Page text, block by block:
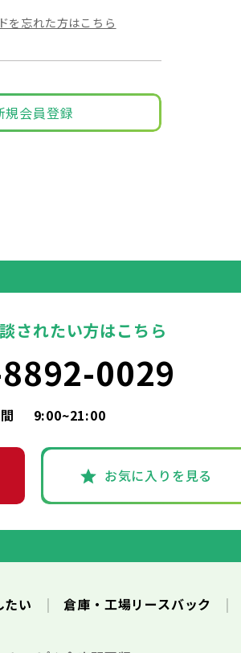
を忘れた方はこちら
規会員登録
されたい方はこちら
0029
9:00~21:00
お気に入りを見る
たい 倉庫・工場リースバック